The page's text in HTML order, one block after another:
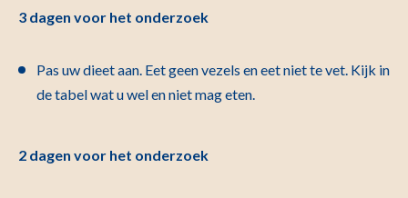
3 dagen voor het onderzoek
Pas uw dieet aan. Eet geen vezels en eet niet te vet. Kijk in
de tabel wat u wel en niet mag eten.
2 dagen voor het onderzoek